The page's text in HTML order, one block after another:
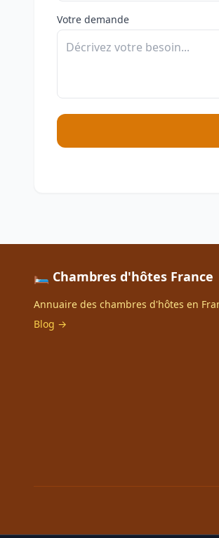
Votre demande
🛏️ Chambres d'hôtes France
Annuaire des chambres d'hôtes en
Blog →